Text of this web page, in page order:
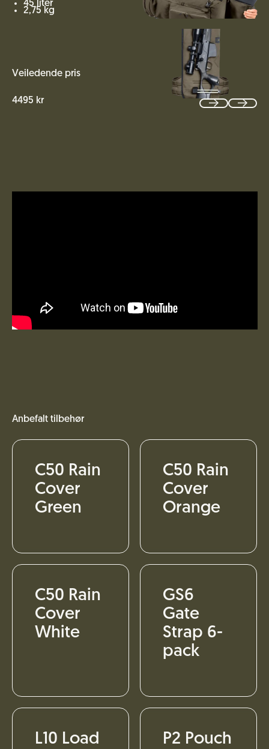
45 liter
2,75 kg
Veiledende pris
4495 kr
Anbefalt tilbehør
C50 Rain
Cover
Green
C50 Rain
Cover
Orange
C50 Rain
Cover
White
GS6
Gate
Strap 6-
pack
L10 Load
P2 Pouch